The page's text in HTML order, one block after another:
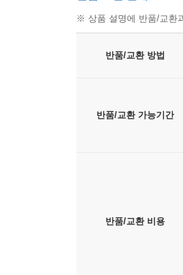
※ 상품 설명에 반품/교환
반품/교환 방법
반품/교환 가능기간
반품/교환 비용